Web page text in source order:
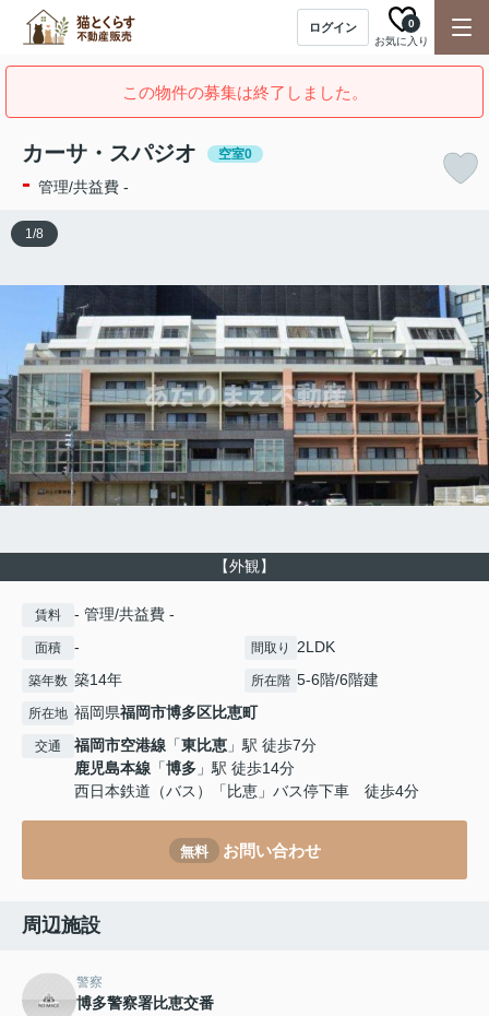
ログイン
お気に入り
0
この物件の募集は終了しました。
カーサ・スパジオ 空室0
- 管理/共益費 -
【外観】
1/8
賃料 - 管理/共益費 -
面積 - 間取り 2LDK
築年数 築14年 所在階 5-6階/6階建
所在地 福岡県福岡市博多区比恵町
交通 福岡市空港線 「東比恵 」駅 徒歩7分
鹿児島本線 「博多 」駅 徒歩14分
西日本鉄道（バス）「比恵」バス停下車 徒歩4分
無料 お問い合わせ
周辺施設
警察
博多警察署比恵交番